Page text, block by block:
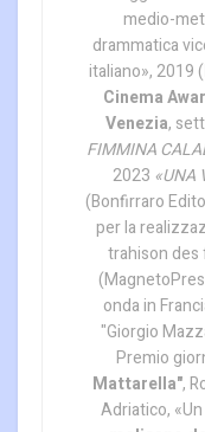
medio-
drammatica
italiano», 2019 (
Cinema
Venezia,
FIMMINA
2023 «UNA
(Bonfirraro
per la
trahison des
onda in
"Giorgio
Premio
Mattarella",
Adriatico,